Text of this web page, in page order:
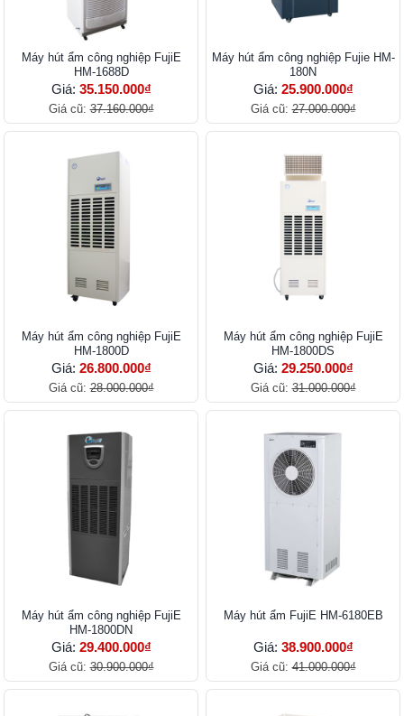
Máy hút ẩm công nghiệp FujiE
HM-1688D
Giá: 35.150.000₫
Giá cũ:37.160.000₫
Máy hút ẩm công nghiệp Fujie HM-
180N
Giá: 25.900.000₫
Giá cũ:27.000.000₫
Máy hút ẩm công nghiệp FujiE
HM-1800D
Giá: 26.800.000₫
Giá cũ:28.000.000₫
Máy hút ẩm công nghiệp FujiE
HM-1800DS
Giá: 29.250.000₫
Giá cũ:31.000.000₫
Máy hút ẩm công nghiệp FujiE
HM-1800DN
Giá: 29.400.000₫
Giá cũ:30.900.000₫
Máy hút ẩm FujiE HM-6180EB
Giá: 38.900.000₫
Giá cũ:41.000.000₫